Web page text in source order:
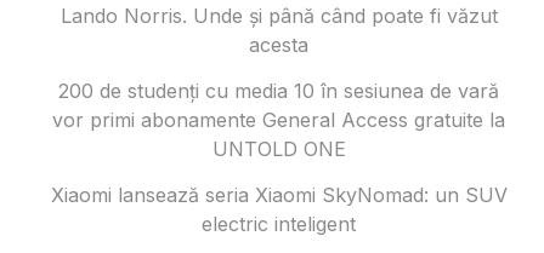
Lando Norris. Unde și până când poate fi văzut
acesta
200 de studenți cu media 10 în sesiunea de vară
vor primi abonamente General Access gratuite la
UNTOLD ONE
Xiaomi lansează seria Xiaomi SkyNomad: un SUV
electric inteligent